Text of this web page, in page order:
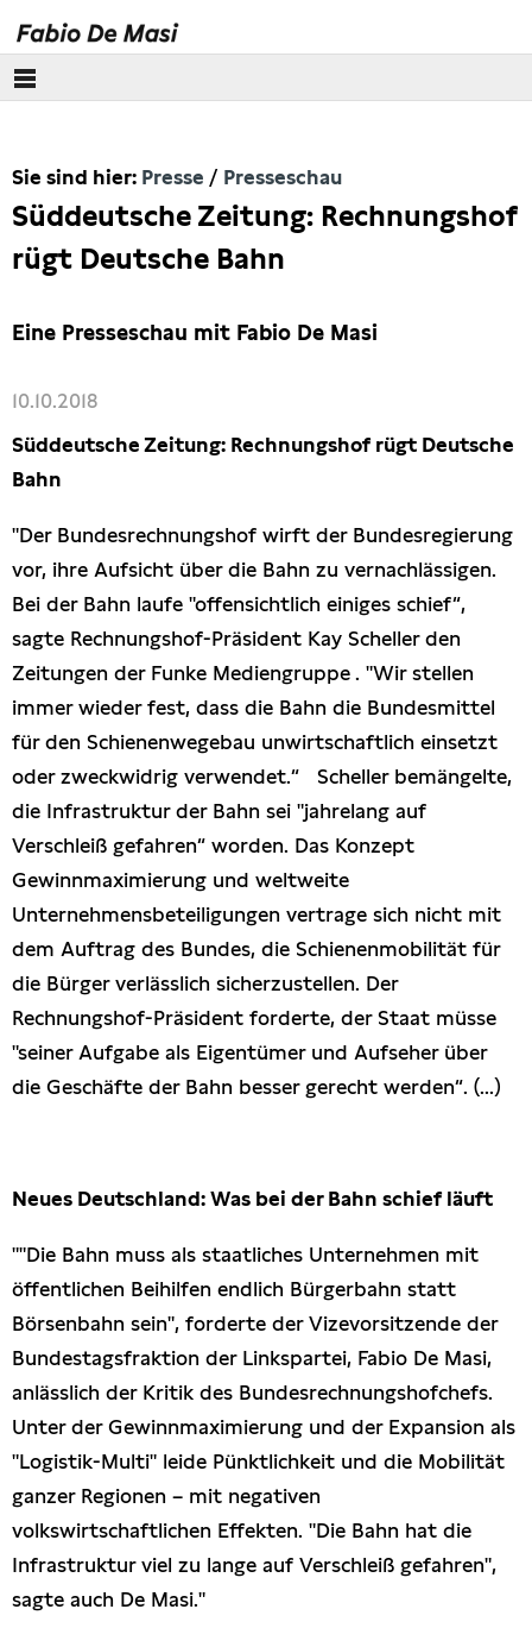
Europäisches Parlament
Themen
Presseschau
Publikationen
Anfragen (Archivseite)
Sie sind hier: Presse Presseschau
Süddeutsche Zeitung: Rechnungshof
rügt Deutsche Bahn
Eine Presseschau mit Fabio De Masi
10.10.2018
Süddeutsche Zeitung: Rechnungshof rügt Deutsche
Bahn
"Der Bundesrechnungshof wirft der Bundesregierung
vor, ihre Aufsicht über die Bahn zu vernachlässigen.
Bei der Bahn laufe "offensichtlich einiges schief“,
sagte Rechnungshof-Präsident Kay Scheller den
Zeitungen der Funke Mediengruppe . "Wir stellen
immer wieder fest, dass die Bahn die Bundesmittel
für den Schienenwegebau unwirtschaftlich einsetzt
oder zweckwidrig verwendet.“ Scheller bemängelte,
die Infrastruktur der Bahn sei "jahrelang auf
Verschleiß gefahren“ worden. Das Konzept
Gewinnmaximierung und weltweite
Unternehmensbeteiligungen vertrage sich nicht mit
dem Auftrag des Bundes, die Schienenmobilität für
die Bürger verlässlich sicherzustellen. Der
Rechnungshof-Präsident forderte, der Staat müsse
"seiner Aufgabe als Eigentümer und Aufseher über
die Geschäfte der Bahn besser gerecht werden“. (...)
Neues Deutschland: Was bei der Bahn schief läuft
""Die Bahn muss als staatliches Unternehmen mit
öffentlichen Beihilfen endlich Bürgerbahn statt
Börsenbahn sein", forderte der Vizevorsitzende der
Bundestagsfraktion der Linkspartei, Fabio De Masi,
anlässlich der Kritik des Bundesrechnungshofchefs.
Unter der Gewinnmaximierung und der Expansion als
"Logistik-Multi" leide Pünktlichkeit und die Mobilität
ganzer Regionen – mit negativen
volkswirtschaftlichen Effekten. "Die Bahn hat die
Infrastruktur viel zu lange auf Verschleiß gefahren",
sagte auch De Masi."